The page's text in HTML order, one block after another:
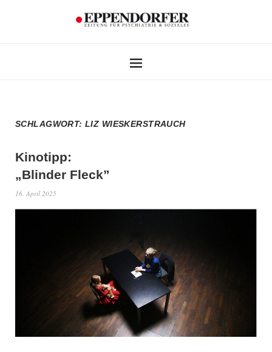
SCHLAGWORT:LIZ WIESKERSTRAUCH
Kinotipp:
„Blinder Fleck”
16. April 2025